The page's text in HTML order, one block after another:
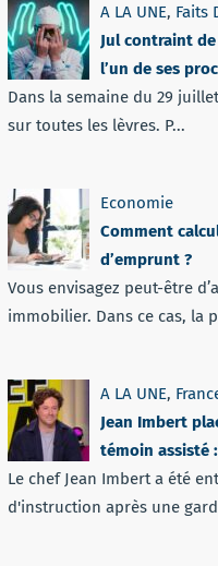
A LA UNE, Faits
Jul contraint
l’un de ses
Dans la semaine du 29
sur toutes les lèvres. P...
Economie
Comment
d’emprunt ?
Vous envisagez peut-être
immobilier. Dans ce cas, la
A LA UNE,
Jean Imbert
témoin assisté
Le chef Jean Imbert a été
d'instruction après une